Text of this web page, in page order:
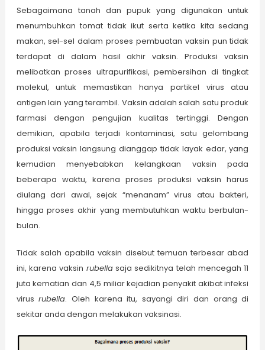
Sebagaimana tanah dan pupuk yang digunakan untuk
menumbuhkan tomat tidak ikut serta ketika kita sedang
makan, sel-sel dalam proses pembuatan vaksin pun tidak
terdapat di dalam hasil akhir vaksin. Produksi vaksin
melibatkan proses ultrapurifikasi, pembersihan di tingkat
molekul, untuk memastikan hanya partikel virus atau
antigen lain yang terambil. Vaksin adalah salah satu produk
farmasi dengan pengujian kualitas tertinggi. Dengan
demikian, apabila terjadi kontaminasi, satu gelombang
produksi vaksin langsung dianggap tidak layak edar, yang
kemudian menyebabkan kelangkaan vaksin pada
beberapa waktu, karena proses produksi vaksin harus
diulang dari awal, sejak “menanam” virus atau bakteri,
hingga proses akhir yang membutuhkan waktu berbulan-
bulan.
Tidak salah apabila vaksin disebut temuan terbesar abad
ini, karena vaksin rubellasaja sedikitnya telah mencegah 11
juta kematian dan 4,5 miliar kejadian penyakit akibat infeksi
virusrubella. Oleh karena itu, sayangi diri dan orang di
sekitar anda dengan melakukan vaksinasi.